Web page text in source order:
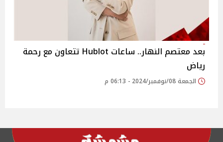
بعد معتصم النهار.. ساعات Hublot تتعاون مع رحمة
رياض
الجمعة 08/نوفمبر/2024 - 06:13 م